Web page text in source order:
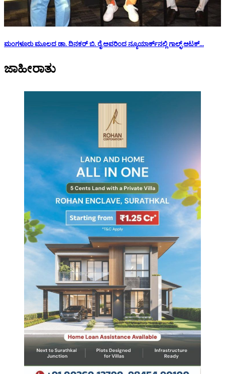
ಮಂಗಳೂರು ಮೂಲದ ಡಾ. ದಿನಕರ್ ಬಿ. ರೈ ಅವರಿಂದ ನ್ಯೂಯಾರ್ಕ್‌ನಲ್ಲಿ ಗಾಲ್ಫ್ ಆಟಕ್...
ಜಾಹೀರಾತು